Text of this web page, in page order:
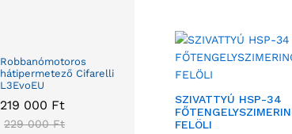
SZIVATTYÚ HSP-34
FELÖLI
Robbanómotoros
hátipermetező Cifarelli
L3EvoEU
219 000 Ft
229 000Ft